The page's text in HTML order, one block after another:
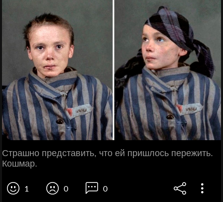
Страшно представить, что ей пришлось пережить.
Кошмар.
1 0 0